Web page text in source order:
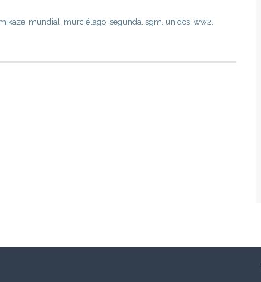
mundial murciélago segunda sgm unidos ww2